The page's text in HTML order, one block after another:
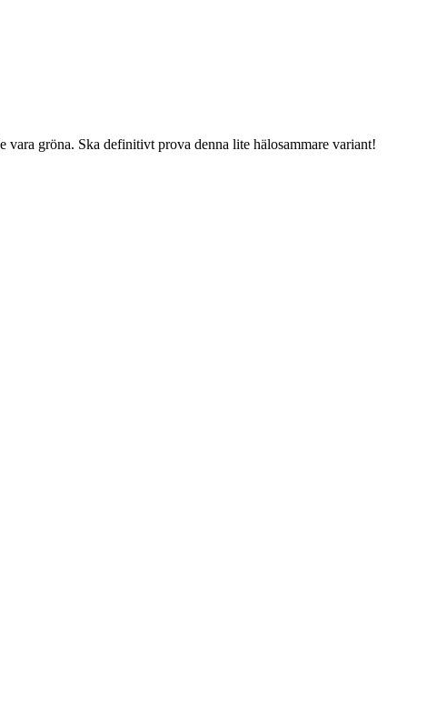
vara gröna. Ska definitivt prova denna lite hälosammare variant!